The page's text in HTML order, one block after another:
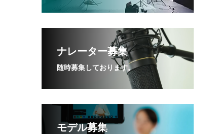
ナレーター募集
随時募集しております。
モデル募集